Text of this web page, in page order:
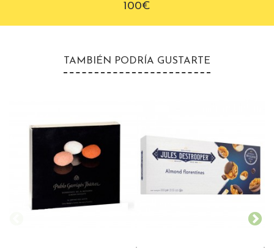
100€
TAMBIÉN PODRÍA GUSTARTE